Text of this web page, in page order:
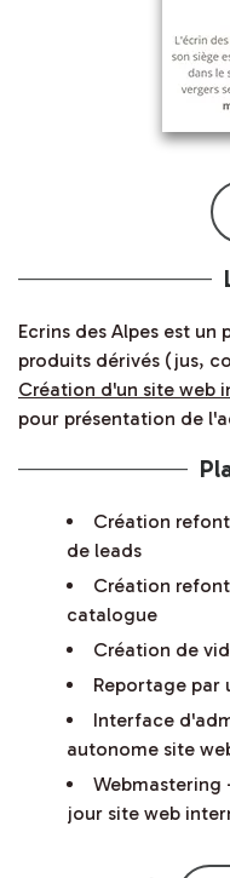
Ecrins des Alpes est
produits dérivés (jus,
Création d'un site web
pour présentation de
Création
de leads
Création
catalogue
Création de
Reportage par
Interface
autonome site
Webmastering
jour site web